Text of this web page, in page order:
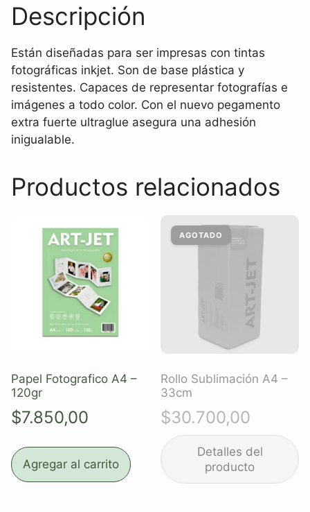
Descripción
Están diseñadas para ser impresas con tintas
fotográficas inkjet. Son de base plástica y
resistentes. Capaces de representar fotografías e
imágenes a todo color. Con el nuevo pegamento
extra fuerte ultraglue asegura una adhesión
inigualable.
Productos relacionados
Papel Fotografico A4 –
120gr
$7.850,00
Agregar al carrito
Rollo Sublimación A4 –
33cm
$30.700,00